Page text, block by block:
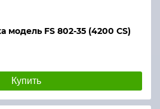
модель FS 802-35 (4200 CS)
Купить